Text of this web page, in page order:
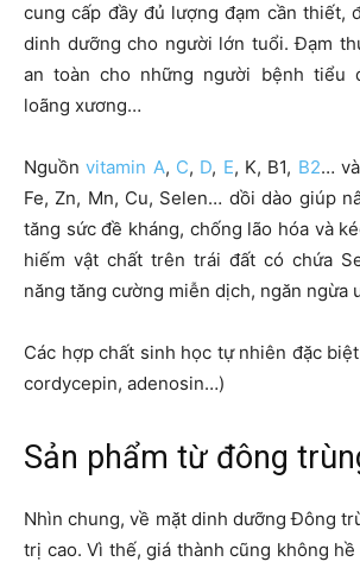
cung cấp đầy đủ lượng đạm cần thiết,
dinh dưỡng cho người lớn tuổi. Đạm
an toàn cho những người bệnh tiểu
loãng xương…
Nguồnvitamin A, C, D, E, K, B1, B2…
Fe, Zn, Mn, Cu, Selen… dồi dào giúp
tăng sức đề kháng, chống lão hóa và
hiếm vật chất trên trái đất có chứa
năng tăng cường miễn dịch, ngăn ngừa
Các hợp chất sinh học tự nhiên đặc
cordycepin, adenosin…)
Sản phẩm từ đông
Nhìn chung, về mặt dinh dưỡng Đông
trị cao. Vì thế, giá thành cũng không